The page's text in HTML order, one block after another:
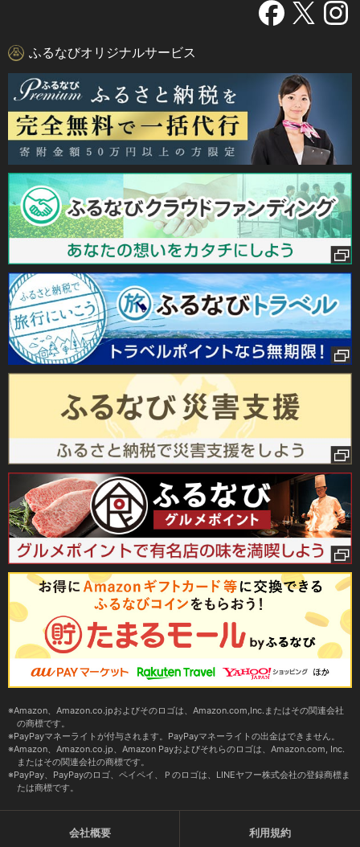
ふるなびオリジナルサービス
Amazon、Amazon.co.jpおよびそのロゴは、Amazon.com,Inc.またはその関連会社
の商標です。
PayPayマネーライトが付与されます。PayPayマネーライトの出金はできません。
Amazon、Amazon.co.jp、Amazon Payおよびそれらのロゴは、Amazon.com, Inc.
またはその関連会社の商標です。
PayPay、PayPayのロゴ、ペイペイ、Ｐのロゴは、LINEヤフー株式会社の登録商標ま
たは商標です。
会社概要 利用規約